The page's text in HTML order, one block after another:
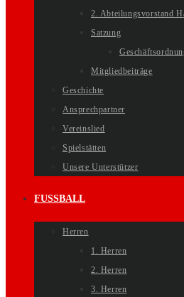
2. Abteilungsvorstand
Satzung
Mitgliedbeiträge
Geschichte
Ansprechpartner
Vereinslied
Spielstätten
Unsere Unterstützer
FUSSBALL
Herren
1. Herren
2. Herren
3. Herren